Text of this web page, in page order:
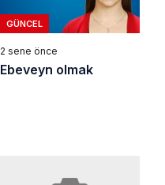
GÜNCEL
2 sene önce
Ebeveyn olmak